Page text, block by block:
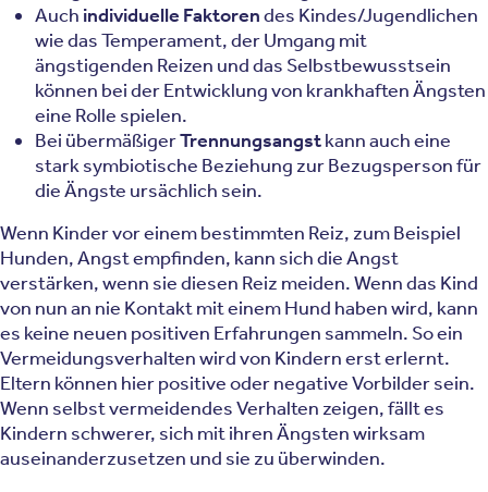
Auch individuelle Faktorendes Kindes/Jugendlichen
wie das Temperament, der Umgang mit
ängstigenden Reizen und das Selbstbewusstsein
können bei der Entwicklung von krankhaften Ängsten
eine Rolle spielen.
Bei übermäßigerTrennungsangstkann auch eine
stark symbiotische Beziehung zur Bezugsperson für
die Ängste ursächlich sein.
Wenn Kinder vor einem bestimmten Reiz, zum Beispiel
Hunden, Angst empfinden, kann sich die Angst
verstärken, wenn sie diesen Reiz meiden. Wenn das Kind
von nun an nie Kontakt mit einem Hund haben wird, kann
es keine neuen positiven Erfahrungen sammeln. So ein
Vermeidungsverhalten wird von Kindern erst erlernt.
Eltern können hier positive oder negative Vorbilder sein.
Wenn selbst vermeidendes Verhalten zeigen, fällt es
Kindern schwerer, sich mit ihren Ängsten wirksam
auseinanderzusetzen und sie zu überwinden.